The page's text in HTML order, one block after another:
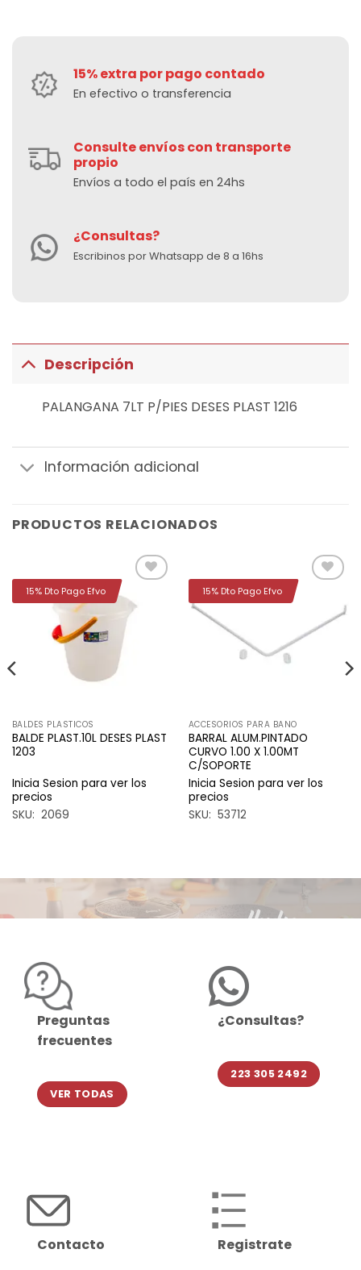
15% extra por pago contado
En efectivo o transferencia
Consulte envíos con transporte
propio
Envíos a todo el país en 24hs
¿Consultas?
Escribinos por Whatsapp de 8 a 16hs
Descripción
PALANGANA 7LT P/PIES DESES PLAST 1216
Información adicional
PRODUCTOS RELACIONADOS
lista de
BALDES PLASTICOS
BALDE PLAST.10L DESES PLAST
1203
Inicia Sesion para ver los
precios
SKU: 2069
15% Dto Pago Efvo
lista de
deseos
ACCESORIOS PARA BANO
BARRAL ALUM.PINTADO
CURVO 1.00 X 1.00MT
C/SOPORTE
Inicia Sesion para ver los
precios
SKU: 53712
15% Dto Pago Efvo
Preguntas
frecuentes
VER TODAS
¿Consultas?
223 305 2492
Contacto Registrate